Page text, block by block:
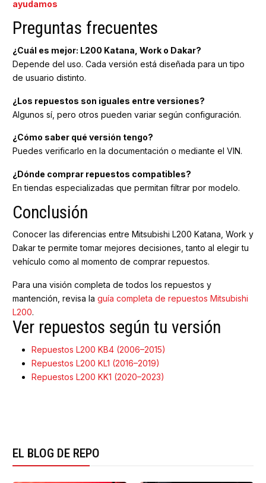
ayudamos
Preguntas frecuentes
¿Cuál es mejor: L200 Katana, Work o Dakar?
Depende del uso. Cada versión está diseñada para un tipo
de usuario distinto.
¿Los repuestos son iguales entre versiones?
Algunos sí, pero otros pueden variar según configuración.
¿Cómo saber qué versión tengo?
Puedes verificarlo en la documentación o mediante el VIN.
¿Dónde comprar repuestos compatibles?
En tiendas especializadas que permitan filtrar por modelo.
Conclusión
Conocer las diferencias entre Mitsubishi L200 Katana, Work y
Dakar te permite tomar mejores decisiones, tanto al elegir tu
vehículo como al momento de comprar repuestos.
Para una visión completa de todos los repuestos y
mantención, revisa la guía completa de repuestos Mitsubishi
L200.
Ver repuestos según tu versión
Repuestos L200 KB4 (2006–2015)
Repuestos L200 KL1 (2016–2019)
Repuestos L200 KK1 (2020–2023)
EL BLOG DE REPO